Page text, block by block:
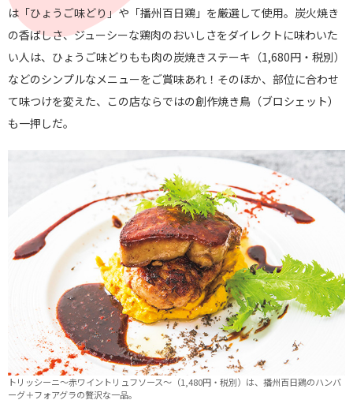
は「ひょうご味どり」や「播州百日鶏」を厳選して使用。炭火焼き
の香ばしさ、ジューシーな鶏肉のおいしさをダイレクトに味わいた
い人は、ひょうご味どりもも肉の炭焼きステーキ（1,680円・税別）
などのシンプルなメニューをご賞味あれ！そのほか、部位に合わせ
て味つけを変えた、この店ならではの創作焼き鳥（ブロシェット）
も一押しだ。
トリッシーニ～赤ワイントリュフソース～（1,480円・税別）は、播州百日鶏のハンバ
ーグ＋フォアグラの贅沢な一品。